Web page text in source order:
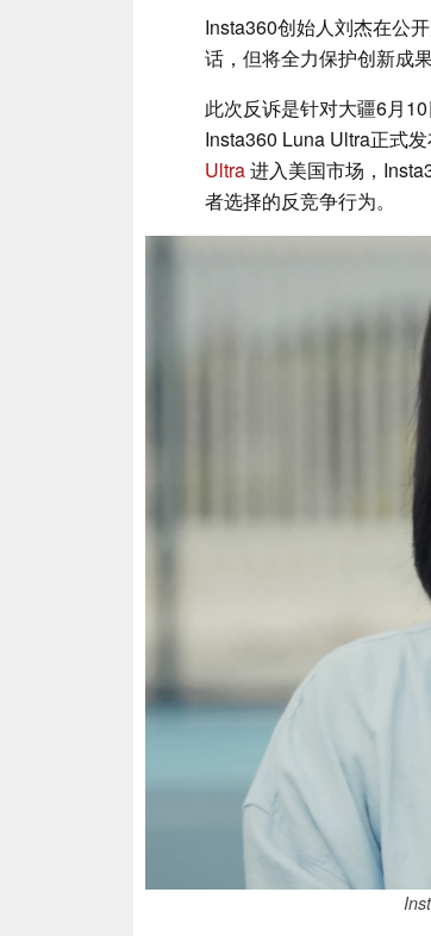
Insta360创始人刘杰在公
话，但将全力保护创新成
此次反诉是针对大疆6月
Insta360 Luna Ultra正式
Ultra进入美国市场，
者选择的反竞争行为。